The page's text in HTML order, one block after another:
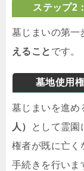
ステップ2
墓じまいの第一
えること です。
墓地使用
墓じまいを進め
人）
として霊園
権者が既に亡く
手続きを行いま